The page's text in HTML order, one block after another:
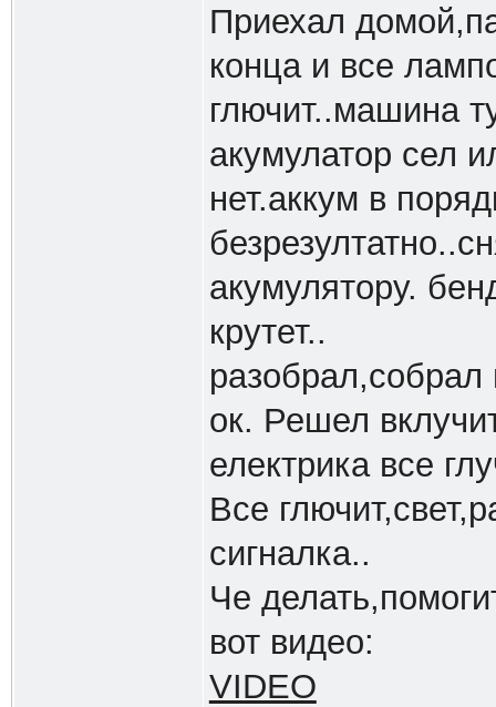
Приехал
конца и все
глючит..машина
акумулатор сел
нет.аккум в
акумулятору.
крутет..
разобрал,собрал
ок. Решел
електрика все
Все
сигналка..
Че
вот видео:
VIDEO